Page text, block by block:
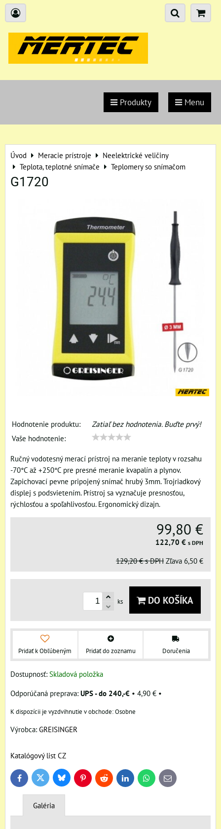
Produkty Menu
Úvod Meracie prístroje
Neelektrické veličiny
Teplota, teplotné snímače
Teplomery so snímačom
G1720
Hodnotenie produktu:
Zatiaľ bez hodnotenia. Buďte prvý!
Vaše hodnotenie:
Ručný vodotesný merací prístroj na meranie teploty v rozsahu
-70°C až +250°C pre presné meranie kvapalín a plynov.
Zapichovací pevne pripojený snímač hrubý 3mm. Trojriadkový
displej s podsvietením. Prístroj sa vyznačuje presnosťou,
rýchlosťou a spoľahlivosťou. Ergonomický dizajn.
99,80 €
122,70 € s DPH
129,20 € s DPH Zľava 6,50 €
ks DO KOŠÍKA
Pridať k Obľúbeným Pridať do zoznamu Doručenia
Dostupnosť: Skladová položka
UPS - do 240,-€ • 4,90 € •
Osobne
Výrobca: GREISINGER
Katalógový list CZ
FacebookTwitter BlueskyPinterestReddit LinkedInWhatsApp
E-
mail
Galéria